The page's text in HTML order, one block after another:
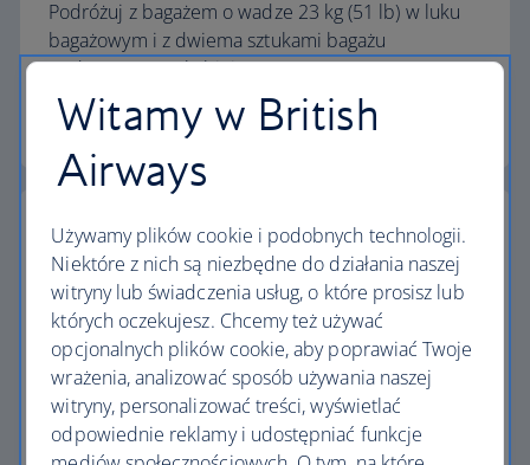
Podróżuj z bagażem o wadze 23 kg (51 lb) w luku
bagażowym i z dwiema sztukami bagażu
podręcznego w kabinie.
Kalkulator limitu bagażu
Najwyższe standardy
Loty z British Airways to coś więcej niż podróż z
jednego miejsca do drugiego.
Odkryj udogodnienia
Witamy w British
Airways
Używamy plików cookie i podobnych technologii.
Niektóre z nich są niezbędne do działania naszej
witryny lub świadczenia usług, o które prosisz lub
których oczekujesz. Chcemy też używać
opcjonalnych plików cookie, aby poprawiać Twoje
wrażenia, analizować sposób używania naszej
witryny, personalizować treści, wyświetlać
odpowiednie reklamy i udostępniać funkcje